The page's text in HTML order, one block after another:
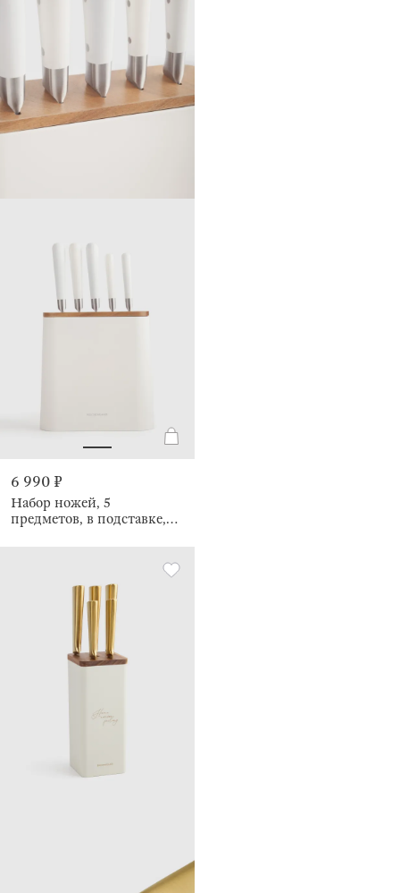
6 990 ₽
Набор ножей, 5
предметов, в подставке,